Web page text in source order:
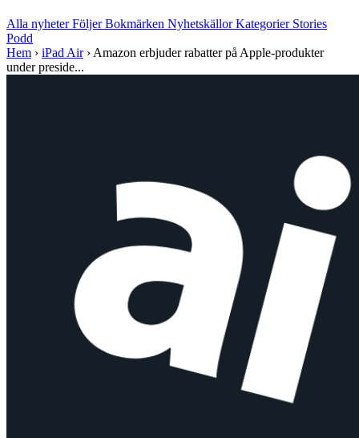
Alla nyheterFöljerBokmärken NyhetskällorKategorier Stories
Podd
Hem › iPad Air › Amazon erbjuder rabatter på Apple-produkter
under preside...